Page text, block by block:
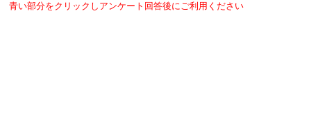
青い部分をクリックしアンケート回答後にご利用ください